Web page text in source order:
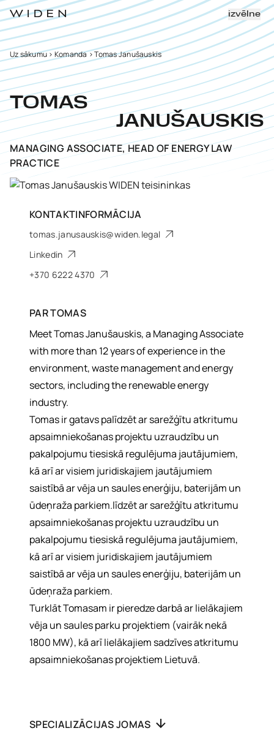
izvēlne
Uz sākumu> Komanda>Tomas Janušauskis
TOMAS
JANUŠAUSKIS
MANAGING ASSOCIATE, HEAD OF ENERGY LAW
PRACTICE
KONTAKTINFORMĀCIJA
tomas.janusauskis@widen.legal
Linkedin
+370 6222 4370
PARTOMAS
Meet Tomas Janušauskis, a Managing Associate
with more than 12 years of experience in the
environment, waste management and energy
sectors, including the renewable energy
industry.
Tomas ir gatavs palīdzēt ar sarežģītu atkritumu
apsaimniekošanas projektu uzraudzību un
pakalpojumu tiesiskā regulējuma jautājumiem,
kā arī ar visiem juridiskajiem jautājumiem
saistībā ar vēja un saules enerģiju, baterijām un
ūdeņraža parkiem.līdzēt ar sarežģītu atkritumu
apsaimniekošanas projektu uzraudzību un
pakalpojumu tiesiskā regulējuma jautājumiem,
kā arī ar visiem juridiskajiem jautājumiem
saistībā ar vēja un saules enerģiju, baterijām un
ūdeņraža parkiem.
Turklāt Tomasam ir pieredze darbā ar lielākajiem
vēja un saules parku projektiem (vairāk nekā
1800 MW), kā arī lielākajiem sadzīves atkritumu
apsaimniekošanas projektiem Lietuvā.
SPECIALIZĀCIJAS JOMAS